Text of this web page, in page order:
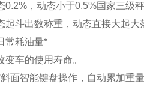
0.2%，动态小于0.5%国家三级
起斗出数称重，动态直接大起大
常耗油量*
变车的使用寿命。
斜面智能键盘操作，自动累加重